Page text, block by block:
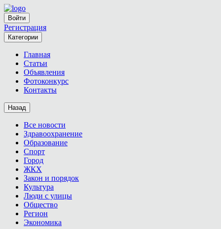
Войти
Регистрация
Категории
Главная
Статьи
Объявления
Фотоконкурс
Контакты
Назад
Все новости
Здравоохранение
Образование
Спорт
Город
ЖКХ
Закон и порядок
Культура
Люди с улицы
Общество
Регион
Экономика